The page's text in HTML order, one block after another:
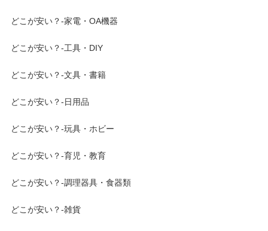
どこが安い？-家電・OA機器
どこが安い？-工具・DIY
どこが安い？-文具・書籍
どこが安い？-日用品
どこが安い？-玩具・ホビー
どこが安い？-育児・教育
どこが安い？-調理器具・食器類
どこが安い？-雑貨